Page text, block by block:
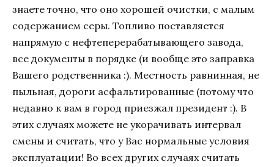
знаете точно, что оно хорошей очистки, с малым
содержанием серы. Топливо поставляется
напрямую с нефтеперерабатывающего завода,
все документы в порядке (и вообще это заправка
Вашего родственника :). Местность равнинная, не
пыльная, дороги асфальтированные (потому что
недавно к вам в город приезжал президент :). В
этих случаях можете не укорачивать интервал
смены и считать, что у Вас нормальные условия
эксплуатации! Во всех других случаях считать